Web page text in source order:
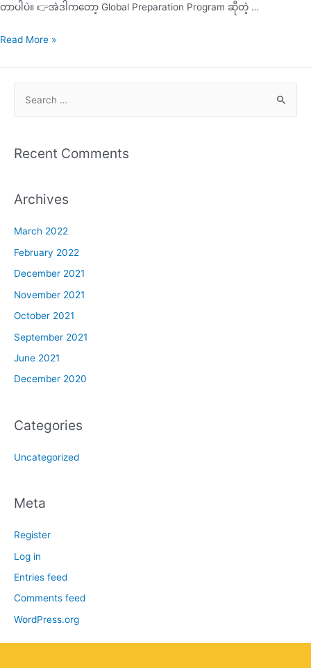
တာပါပဲ။ 👉အဲဒါကတော့ Global Preparation Program ဆိုတဲ့ …
Read More »
Recent Comments
Archives
March 2022
February 2022
December 2021
November 2021
October 2021
September 2021
June 2021
December 2020
Categories
Uncategorized
Meta
Register
Log in
Entries feed
Comments feed
WordPress.org